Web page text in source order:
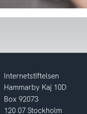
Internetstiftelsen
Hammarby Kaj 10D
Box 92073
120 07 Stockholm